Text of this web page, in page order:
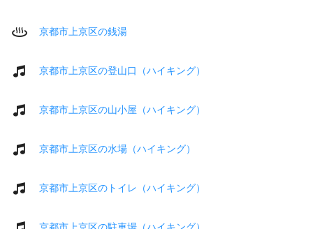
京都市上京区の銭湯
京都市上京区の登山口（ハイキング）
京都市上京区の山小屋（ハイキング）
京都市上京区の水場（ハイキング）
京都市上京区のトイレ（ハイキング）
京都市上京区の駐車場（ハイキング）